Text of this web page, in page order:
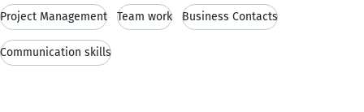
Project Management Team work Business Contacts
Communication skills